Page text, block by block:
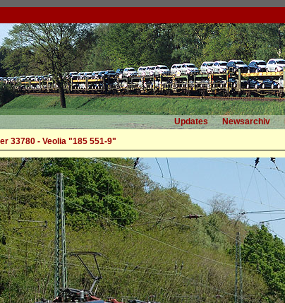
Updates Newsarchiv
33780 - Veolia "185 551-9"